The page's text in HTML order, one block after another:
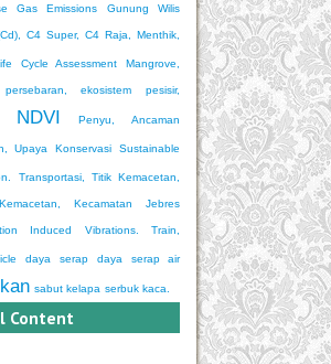
Gas Emissions Gunung Wilis
C4 Super, C4 Raja, Menthik,
Cycle Assessment Mangrove,
ekosistem pesisir,
NDVI Penyu, Ancaman
Upaya Konservasi Sustainable
Transportasi, Titik Kemacetan,
Kecamatan Jebres
Induced Vibrations. Train,
daya serap daya serap air
sabut kelapa serbuk kaca.
Content